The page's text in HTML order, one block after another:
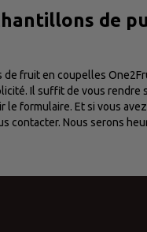
de
de fruit en coupelles
Il suffit de vous rendre
le formulaire. Et si vous
contacter. Nous serons